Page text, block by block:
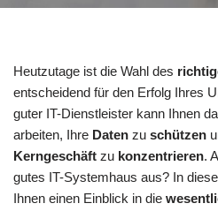
Heutzutage ist die Wahl des
entscheidend für den Erfolg Ihres
guter IT-Dienstleister kann Ihnen
arbeiten, Ihre Daten zu schützen
Kerngeschäft zu konzentrieren.
gutes IT-Systemhaus aus? In
Ihnen einen Einblick in die